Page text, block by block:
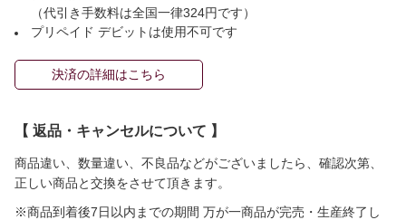
（代引き手数料は全国一律324円です）
プリペイド デビットは使用不可です
決済の詳細はこちら
【 返品・キャンセルについて 】
商品違い、数量違い、不良品などがございましたら、確認次第、
正しい商品と交換をさせて頂きます。
※商品到着後7日以内までの期間 万が一商品が完売・生産終了し